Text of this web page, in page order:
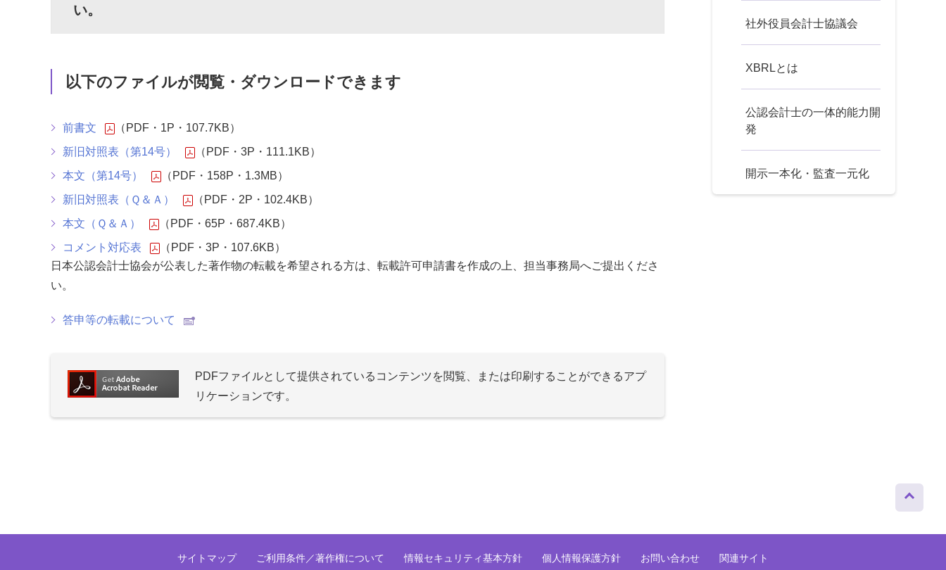
い。
以下のファイルが閲覧・ダウンロードできます
前書文
（PDF・1P・107.7KB）
新旧対照表（第14号）
（PDF・3P・111.1KB）
本文（第14号）
（PDF・158P・1.3MB）
新旧対照表（Ｑ＆Ａ）
（PDF・2P・102.4KB）
本文（Ｑ＆Ａ）
（PDF・65P・687.4KB）
コメント対応表
（PDF・3P・107.6KB）
日本公認会計士協会が公表した著作物の転載を希望される方は、転載許可申請書を作成の上、担当事務局へご提出くださ
い。
答申等の転載について
PDFファイルとして提供されているコンテンツを閲覧、または印刷することができるアプ
リケーションです。
社外役員会計士協議会
XBRLとは
公認会計士の一体的能力開
発
開示一本化・監査一元化
ップへ
サイトマップ ご利用条件／著作権について 情報セキュリティ基本方針 個人情報保護方針 お問い合わせ 関連サイト